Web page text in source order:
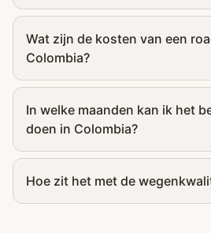
Wat zijn de kosten van een
Colombia?
In welke maanden kan ik het
doen in Colombia?
Hoe zit het met de